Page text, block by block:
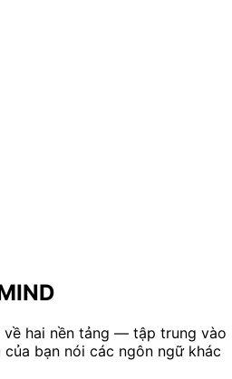
về hai nền tảng — tập trung vào
bạn nói các ngôn ngữ khác